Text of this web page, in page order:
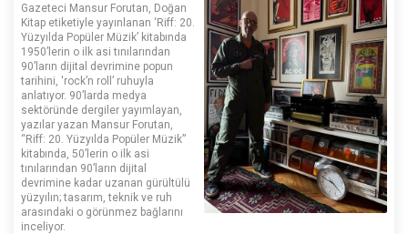
Gazeteci Mansur Forutan, Doğan
Kitap etiketiyle yayınlanan ‘Riff: 20.
Yüzyılda Popüler Müzik’ kitabında
1950’lerin o ilk asi tınılarından
90’ların dijital devrimine popun
tarihini, 'rock’n roll’ ruhuyla
anlatıyor. 90’larda medya
sektöründe dergiler yayımlayan,
yazılar yazan Mansur Forutan,
“Riff: 20. Yüzyılda Popüler Müzik”
kitabında, 50’lerin o ilk asi
tınılarından 90’ların dijital
devrimine kadar uzanan gürültülü
yüzyılın; tasarım, teknik ve ruh
arasındaki o görünmez bağlarını
inceliyor.